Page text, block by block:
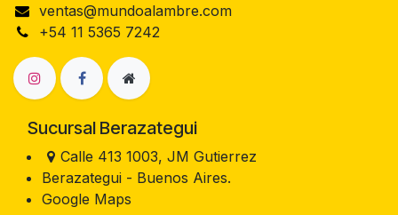
ventas@mundoalambre.com
+54 11 5365 7242
Sucursal Berazategui
Calle 413 1003, JM Gutierrez
Berazategui - Buenos Aires.
Google Maps